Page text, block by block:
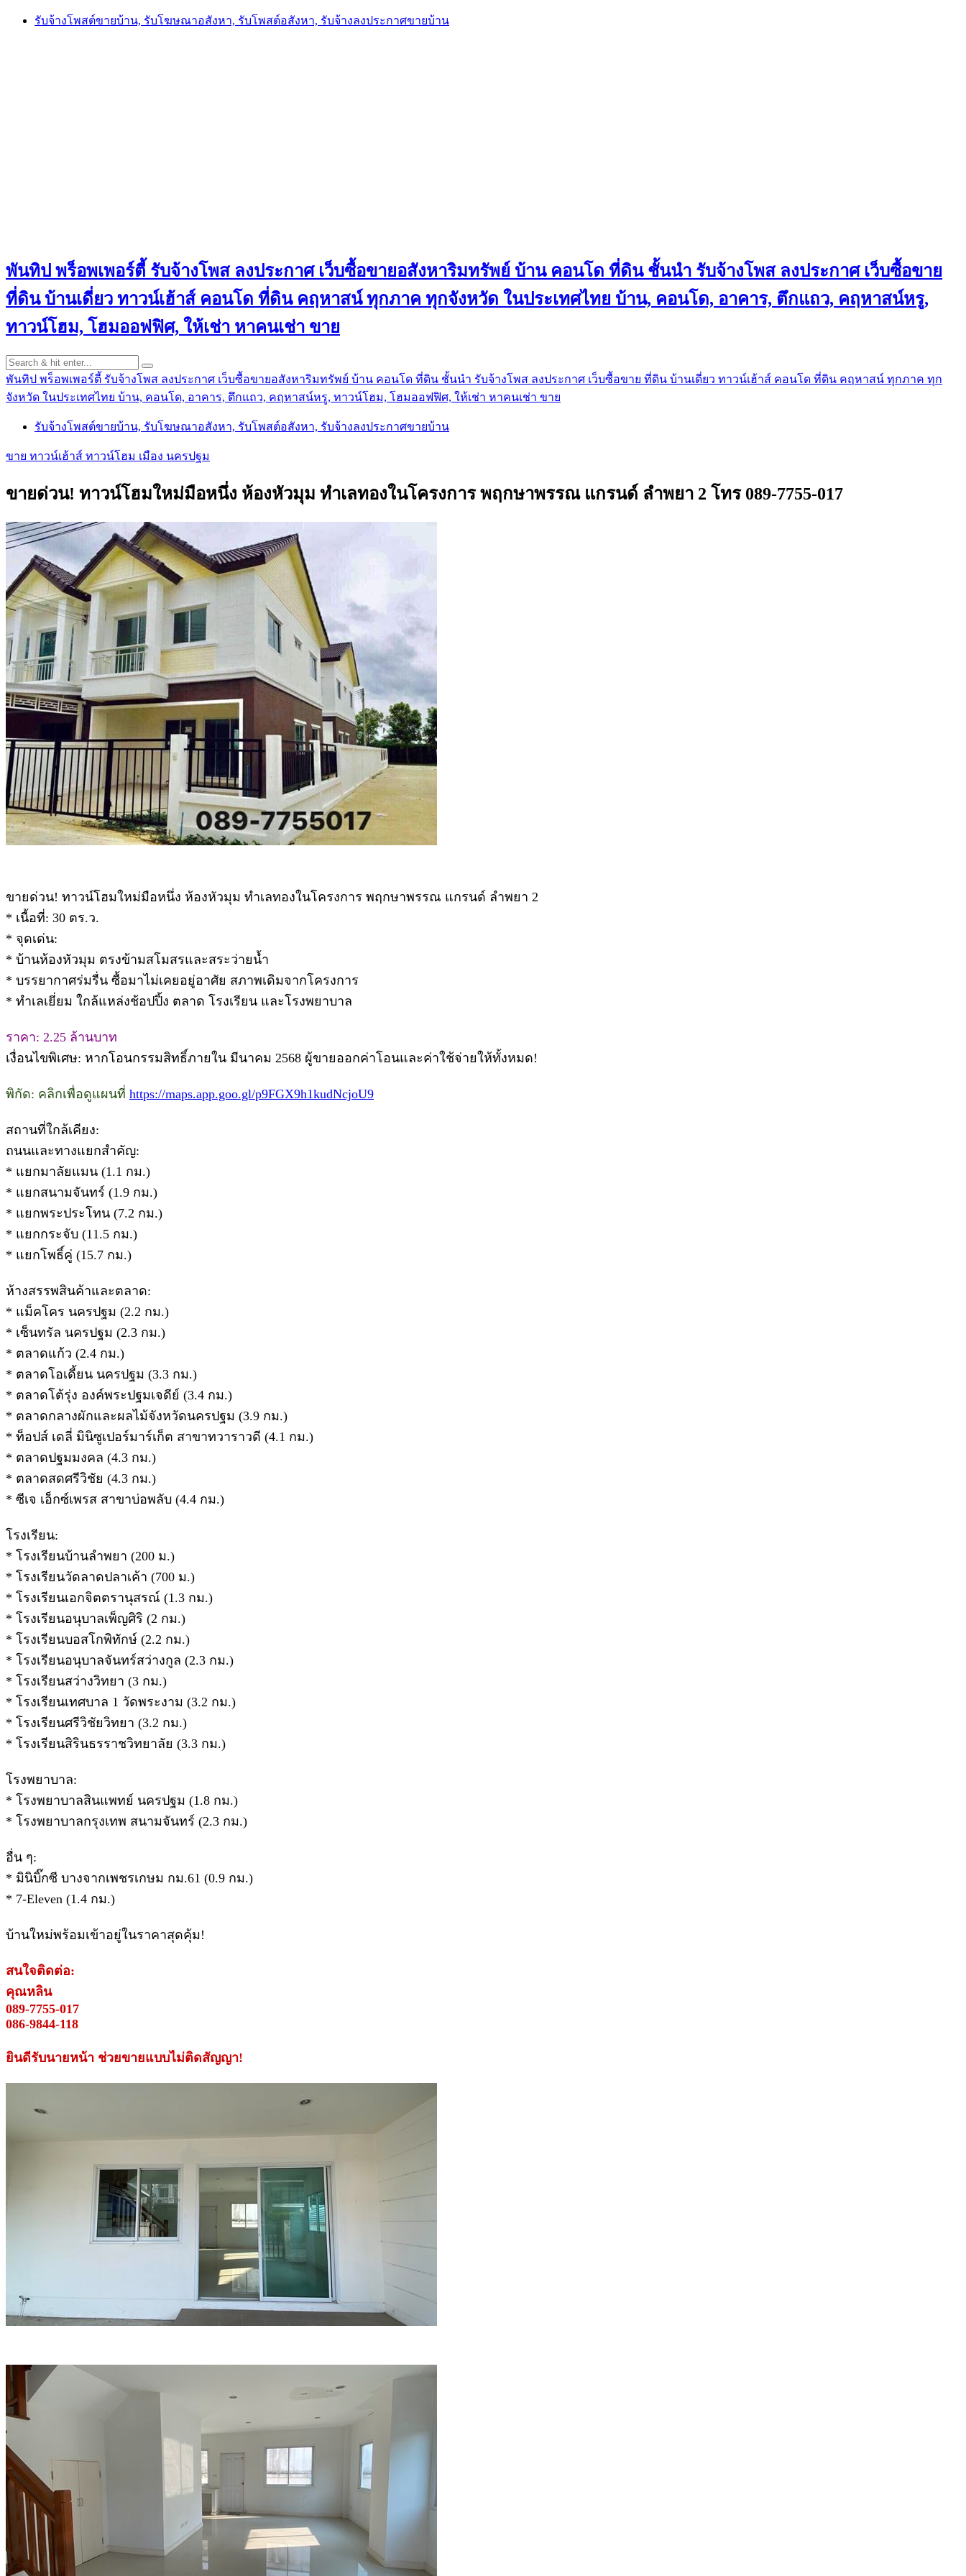
Skip
รับจ้างโพสต์ขายบ้าน, รับโฆษณาอสังหา, รับโพสต์อสังหา, รับจ้างลงประกาศขายบ้าน
พันทิป พร็อพเพอร์ตี้ รับจ้างโพส ลงประกาศ เว็บซื้อขายอสังหาริมทรัพย์ บ้าน คอนโด ที่ดิน ชั้นนำ รับจ้างโพส ลงประกาศ เว็บซื้อขาย
ที่ดิน บ้านเดี่ยว ทาวน์เฮ้าส์ คอนโด ที่ดิน คฤหาสน์ ทุกภาค ทุกจังหวัด ในประเทศไทย บ้าน, คอนโด, อาคาร, ตึกแถว, คฤหาสน์หรู,
ทาวน์โฮม, โฮมออฟฟิศ, ให้เช่า หาคนเช่า ขาย
พันทิป พร็อพเพอร์ตี้ รับจ้างโพส ลงประกาศ เว็บซื้อขายอสังหาริมทรัพย์ บ้าน คอนโด ที่ดิน ชั้นนำ รับจ้างโพส ลงประกาศ เว็บซื้อขาย ที่ดิน บ้านเดี่ยว ทาวน์เฮ้าส์ คอนโด ที่ดิน คฤหาสน์ ทุกภาค ทุก
จังหวัด ในประเทศไทย บ้าน, คอนโด, อาคาร, ตึกแถว, คฤหาสน์หรู, ทาวน์โฮม, โฮมออฟฟิศ, ให้เช่า หาคนเช่า ขาย
รับจ้างโพสต์ขายบ้าน, รับโฆษณาอสังหา, รับโพสต์อสังหา, รับจ้างลงประกาศขายบ้าน
ขาย ทาวน์เฮ้าส์ ทาวน์โฮม เมือง นครปฐม
ขายด่วน! ทาวน์โฮมใหม่มือหนึ่ง ห้องหัวมุม ทำเลทองในโครงการ พฤกษาพรรณ แกรนด์ ลำพยา 2 โทร 089-7755-017
ขายด่วน! ทาวน์โฮมใหม่มือหนึ่ง ห้องหัวมุม ทำเลทองในโครงการ พฤกษาพรรณ แกรนด์ ลำพยา 2
* เนื้อที่: 30 ตร.ว.
* จุดเด่น:
* บ้านห้องหัวมุม ตรงข้ามสโมสรและสระว่ายน้ำ
* บรรยากาศร่มรื่น ซื้อมาไม่เคยอยู่อาศัย สภาพเดิมจากโครงการ
* ทำเลเยี่ยม ใกล้แหล่งช้อปปิ้ง ตลาด โรงเรียน และโรงพยาบาล
ราคา: 2.25 ล้านบาท
เงื่อนไขพิเศษ: หากโอนกรรมสิทธิ์ภายใน มีนาคม 2568 ผู้ขายออกค่าโอนและค่าใช้จ่ายให้ทั้งหมด!
พิกัด: คลิกเพื่อดูแผนที่ https://maps.app.goo.gl/p9FGX9h1kudNcjoU9
สถานที่ใกล้เคียง:
ถนนและทางแยกสำคัญ:
* แยกมาลัยแมน (1.1 กม.)
* แยกสนามจันทร์ (1.9 กม.)
* แยกพระประโทน (7.2 กม.)
* แยกกระจับ (11.5 กม.)
* แยกโพธิ์คู่ (15.7 กม.)
ห้างสรรพสินค้าและตลาด:
* แม็คโคร นครปฐม (2.2 กม.)
* เซ็นทรัล นครปฐม (2.3 กม.)
* ตลาดแก้ว (2.4 กม.)
* ตลาดโอเดี้ยน นครปฐม (3.3 กม.)
* ตลาดโต้รุ่ง องค์พระปฐมเจดีย์ (3.4 กม.)
* ตลาดกลางผักและผลไม้จังหวัดนครปฐม (3.9 กม.)
* ท็อปส์ เดลี่ มินิซูเปอร์มาร์เก็ต สาขาทวาราวดี (4.1 กม.)
* ตลาดปฐมมงคล (4.3 กม.)
* ตลาดสดศรีวิชัย (4.3 กม.)
* ซีเจ เอ็กซ์เพรส สาขาบ่อพลับ (4.4 กม.)
โรงเรียน:
* โรงเรียนบ้านลำพยา (200 ม.)
* โรงเรียนวัดลาดปลาเค้า (700 ม.)
* โรงเรียนเอกจิตตรานุสรณ์ (1.3 กม.)
* โรงเรียนอนุบาลเพ็ญศิริ (2 กม.)
* โรงเรียนบอสโกพิทักษ์ (2.2 กม.)
* โรงเรียนอนุบาลจันทร์สว่างกูล (2.3 กม.)
* โรงเรียนสว่างวิทยา (3 กม.)
* โรงเรียนเทศบาล 1 วัดพระงาม (3.2 กม.)
* โรงเรียนศรีวิชัยวิทยา (3.2 กม.)
* โรงเรียนสิรินธรราชวิทยาลัย (3.3 กม.)
โรงพยาบาล:
* โรงพยาบาลสินแพทย์ นครปฐม (1.8 กม.)
* โรงพยาบาลกรุงเทพ สนามจันทร์ (2.3 กม.)
อื่น ๆ:
* มินิบิ๊กซี บางจากเพชรเกษม กม.61 (0.9 กม.)
* 7-Eleven (1.4 กม.)
บ้านใหม่พร้อมเข้าอยู่ในราคาสุดคุ้ม!
สนใจติดต่อ:
คุณหลิน
089-7755-017
086-9844-118
ยินดีรับนายหน้า ช่วยขายแบบไม่ติดสัญญา!